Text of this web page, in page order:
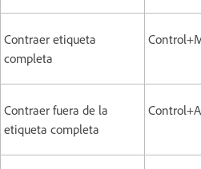
Contraer etiqueta
completa
Contraer fuera de la
etiqueta completa